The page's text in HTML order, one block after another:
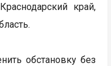
край,
обстановку без